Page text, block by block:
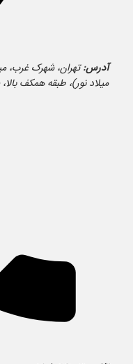
آدرس:تهران، شهرک غرب،
میلاد نور)، طبقه همکف بالا،